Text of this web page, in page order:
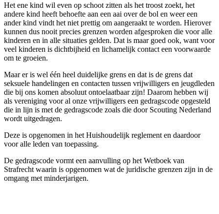
Het ene kind wil even op schoot zitten als het troost zoekt, het
andere kind heeft behoefte aan een aai over de bol en weer een
ander kind vindt het niet prettig om aangeraakt te worden. Hierover
kunnen dus nooit precies grenzen worden afgesproken die voor alle
kinderen en in alle situaties gelden. Dat is maar goed ook, want voor
veel kinderen is dichtbijheid en lichamelijk contact een voorwaarde
om te groeien.
Maar er is wel één heel duidelijke grens en dat is de grens dat
seksuele handelingen en contacten tussen vrijwilligers en jeugdleden
die bij ons komen absoluut ontoelaatbaar zijn! Daarom hebben wij
als vereniging voor al onze vrijwilligers een gedragscode opgesteld
die in lijn is met de gedragscode zoals die door Scouting Nederland
wordt uitgedragen.
Deze is opgenomen in het Huishoudelijk reglement en daardoor
voor alle leden van toepassing.
De gedragscode vormt een aanvulling op het Wetboek van
Strafrecht waarin is opgenomen wat de juridische grenzen zijn in de
omgang met minderjarigen.